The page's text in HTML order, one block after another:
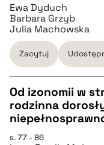
pobierz cytat
BIBTEX
pobierz cytat
Ewa Dyduch
Barbara Grzyb
Julia Machowska
Zacytuj
CZYSTY TEKST
Od izonomii w
rodzinna
s. 77 - 86